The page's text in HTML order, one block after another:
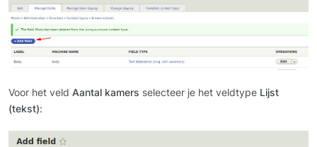
Voor het veld Aantal kamers selecteer je het veldtype Lijst
(tekst):